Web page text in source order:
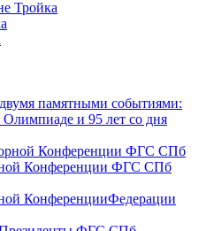
памятными событиями:
и 95 лет со дня
Конференции ФГС СПб
КонференцииФедерации